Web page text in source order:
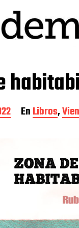
EnLibros,